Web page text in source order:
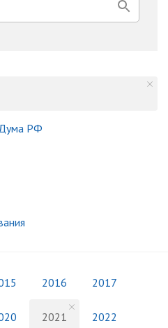
Дума РФ
2016 2017
2021 2022